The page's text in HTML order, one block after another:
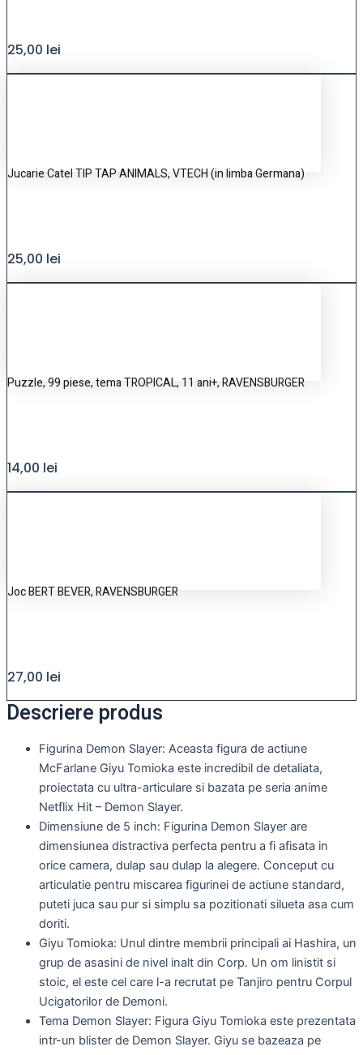
25,00 lei
Jucarie Catel TIP TAP ANIMALS, VTECH (in limba Germana)
25,00 lei
Puzzle, 99 piese, tema TROPICAL, 11 ani+, RAVENSBURGER
14,00 lei
Joc BERT BEVER, RAVENSBURGER
27,00 lei
Descriere produs
Figurina Demon Slayer: Aceasta figura de actiune
McFarlane Giyu Tomioka este incredibil de detaliata,
proiectata cu ultra-articulare si bazata pe seria anime
Netflix Hit – Demon Slayer.
Dimensiune de 5 inch: Figurina Demon Slayer are
dimensiunea distractiva perfecta pentru a fi afisata in
orice camera, dulap sau dulap la alegere. Conceput cu
articulatie pentru miscarea figurinei de actiune standard,
puteti juca sau pur si simplu sa pozitionati silueta asa cum
doriti.
Giyu Tomioka: Unul dintre membrii principali ai Hashira, un
grup de asasini de nivel inalt din Corp. Un om linistit si
stoic, el este cel care l-a recrutat pe Tanjiro pentru Corpul
Ucigatorilor de Demoni.
Tema Demon Slayer: Figura Giyu Tomioka este prezentata
intr-un blister de Demon Slayer. Giyu se bazeaza pe